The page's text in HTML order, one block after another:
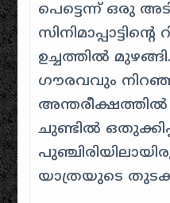
പെട്ടെന്ന് ഒരു
ഉച്ചത്തിൽ
ഗൗരവവും
അന്തരീക്ഷത്തിൽ
ചുണ്ടിൽ
യാത്രയുടെ